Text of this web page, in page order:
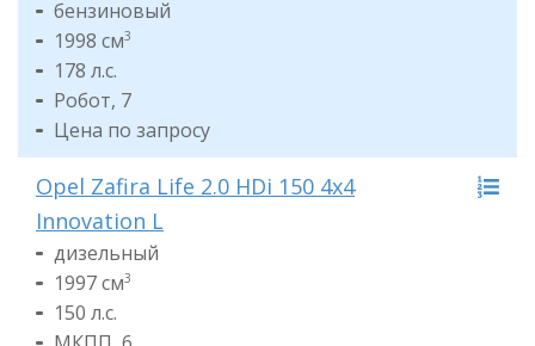
бензиновый
1998 см3
178 л.с.
Робот, 7
Цена по запросу
Opel Zafira Life 2.0 HDi 150 4x4
Innovation L
дизельный
1997 см3
150 л.с.